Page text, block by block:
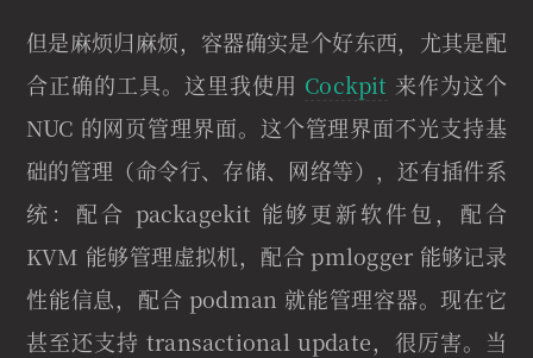
但是麻烦归麻烦，容器确实是个好东西，尤其是配
合正确的工具。这里我使用 Cockpit 来作为这个
NUC 的网页管理界面。这个管理界面不光支持基
础的管理（命令行、存储、网络等），还有插件系
统：配合 packagekit 能够更新软件包，配合
KVM 能够管理虚拟机，配合 pmlogger 能够记录
性能信息，配合 podman 就能管理容器。现在它
甚至还支持 transactional update，很厉害。当